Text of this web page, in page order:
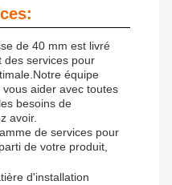
de 40 mm est livré
des services pour
équipe
aider avec toutes
besoins de
avoir.
de services pour
de votre produit,
d'installation